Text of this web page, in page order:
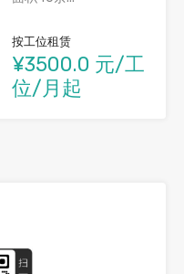
按工位租赁
¥3500.0 元/工
位/月起